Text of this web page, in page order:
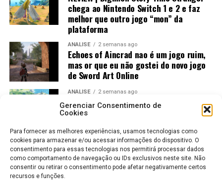
Gerenciar Consentimento de
Cookies
Para fornecer as melhores experiências, usamos tecnologias como
cookies para armazenar e/ou acessar informações do dispositivo. O
consentimento para essas tecnologias nos permitirá processar dados
como comportamento de navegação ou IDs exclusivos neste site. Não
consentir ou retirar o consentimento pode afetar negativamente certos
recursos e funções.
chega ao Nintendo Switch 1 e 2 e faz
melhor que outro jogo “mon” da
plataforma
ANÁLISE 2 semanas ago
Echoes of Aincrad nao é um jogo ruim,
mas or que eu não gostei do novo jogo
de Sword Art Online
ANÁLISE 2 semanas ago
Jogos Amados e Odiados do Sonic: Os
Maiores Acertos e Erros da SEGA